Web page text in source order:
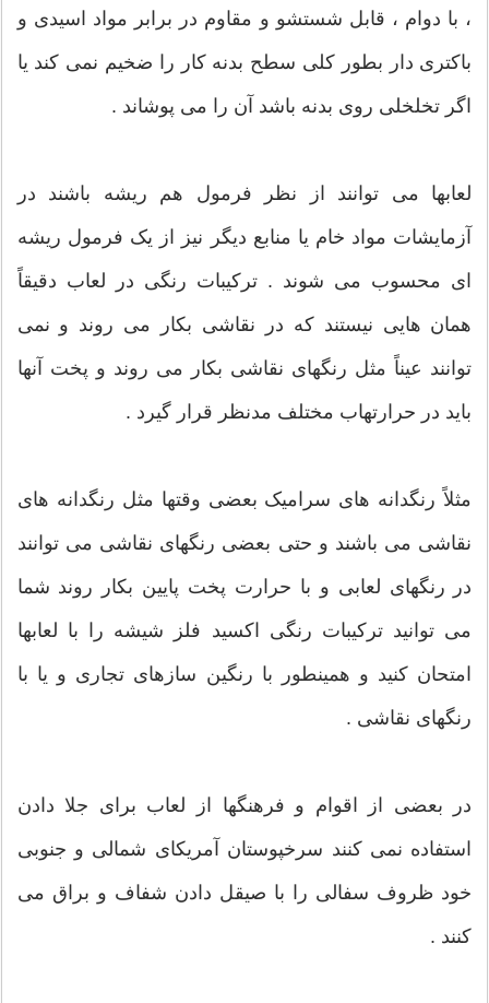
، با دوام ، قابل شستشو و مقاوم در برابر مواد اسیدی و
باکتری دار بطور کلی سطح بدنه کار را ضخیم نمی کند یا
اگر تخلخلی روی بدنه باشد آن را می پوشاند .
لعابها می توانند از نظر فرمول هم ریشه باشند در
آزمایشات مواد خام یا منابع دیگر نیز از یک فرمول ریشه
ای محسوب می شوند . ترکیبات رنگی در لعاب دقیقاً
همان هایی نیستند که در نقاشی بکار می روند و نمی
توانند عیناً مثل رنگهای نقاشی بکار می روند و پخت آنها
باید در حرارتهاب مختلف مدنظر قرار گیرد .
مثلاً رنگدانه های سرامیک بعضی وقتها مثل رنگدانه های
نقاشی می باشند و حتی بعضی رنگهای نقاشی می توانند
در رنگهای لعابی و با حرارت پخت پایین بکار روند شما
می توانید ترکیبات رنگی اکسید فلز شیشه را با لعابها
امتحان کنید و همینطور با رنگین سازهای تجاری و یا با
رنگهای نقاشی .
در بعضی از اقوام و فرهنگها از لعاب برای جلا دادن
استفاده نمی کنند سرخپوستان آمریکای شمالی و جنوبی
خود ظروف سفالی را با صیقل دادن شفاف و براق می
کنند .